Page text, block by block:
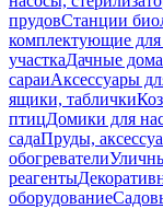
прудовСтанции
комплектующие для
участкаДачные дома
сараиАксессуары
ящики, таблички
птицДомики для
садаПруды,
обогреватели
реагенты
оборудование